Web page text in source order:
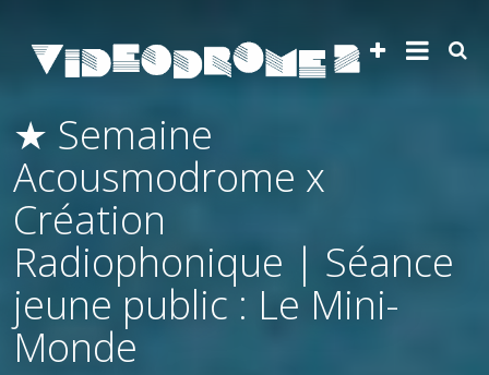
★ Semaine
Acousmodrome x
Création
Radiophonique | Séance
jeune public : Le Mini-
Monde